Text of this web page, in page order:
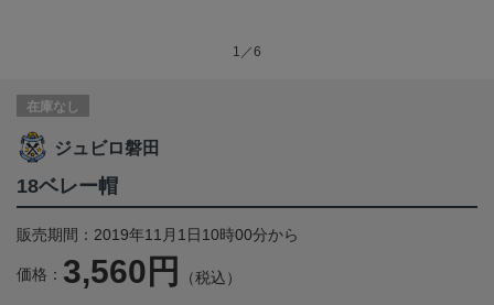
1／6
在庫なし
ジュビロ磐田
18ベレー帽
販売期間：2019年11月1日10時00分から
価格： 3,560円 （税込）